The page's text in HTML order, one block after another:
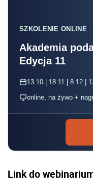
SZKOLENIE ONLINE
Akademia
Edycja 11
13.10 | 18.11 | 8.12 |
online, na żywo +
Link do